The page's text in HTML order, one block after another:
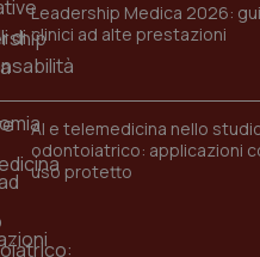
Leadership Medica 2026:
clinici ad alte prestazioni
AI e telemedicina nello
odontoiatrico: applicazioni
uso protetto